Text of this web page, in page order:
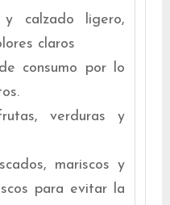
ligero,
claros
consumo por lo
verduras y
mariscos y
para evitar la